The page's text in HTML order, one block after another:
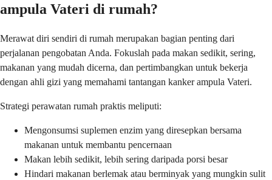
ampula Vateri di rumah?
Merawat diri sendiri di rumah merupakan bagian penting dari
perjalanan pengobatan Anda. Fokuslah pada makan sedikit, sering,
makanan yang mudah dicerna, dan pertimbangkan untuk bekerja
dengan ahli gizi yang memahami tantangan kanker ampula Vateri.
Strategi perawatan rumah praktis meliputi:
Mengonsumsi suplemen enzim yang diresepkan bersama
makanan untuk membantu pencernaan
Makan lebih sedikit, lebih sering daripada porsi besar
Hindari makanan berlemak atau berminyak yang mungkin sulit